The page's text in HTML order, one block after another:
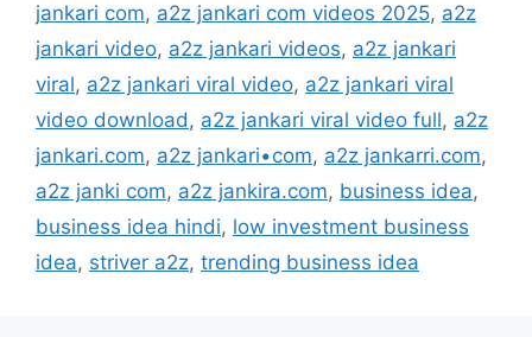
jankari com, a2z jankari com videos 2025, a2z
jankari video, a2z jankari videos, a2z jankari
viral, a2z jankari viral video, a2z jankari viral
video download, a2z jankari viral video full, a2z
jankari.com, a2z jankari•com, a2z jankarri.com,
a2z janki com, a2z jankira.com, business idea,
business idea hindi, low investment business
idea, striver a2z, trending business idea